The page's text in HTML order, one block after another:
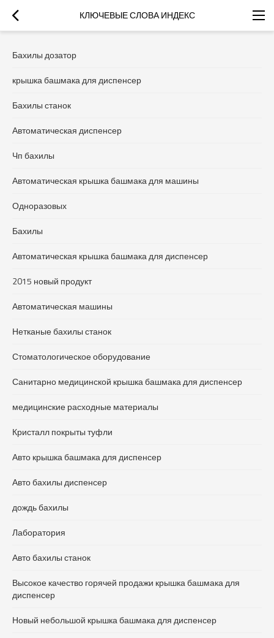
КЛЮЧЕВЫЕ СЛОВА ИНДЕКС
Бахилы дозатор
крышка башмака для диспенсер
Бахилы станок
Автоматическая диспенсер
Чп бахилы
Автоматическая крышка башмака для машины
Одноразовых
Бахилы
Автоматическая крышка башмака для диспенсер
2015 новый продукт
Автоматическая машины
Нетканые бахилы станок
Стоматологическое оборудование
Санитарно медицинской крышка башмака для диспенсер
медицинские расходные материалы
Кристалл покрыты туфли
Авто крышка башмака для диспенсер
Авто бахилы диспенсер
дождь бахилы
Лаборатория
Авто бахилы станок
Высокое качество горячей продажи крышка башмака для
диспенсер
Новый небольшой крышка башмака для диспенсер